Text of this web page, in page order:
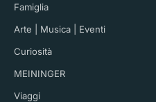
Famiglia
Arte | Musica | Eventi
Curiosità
MEININGER
Viaggi